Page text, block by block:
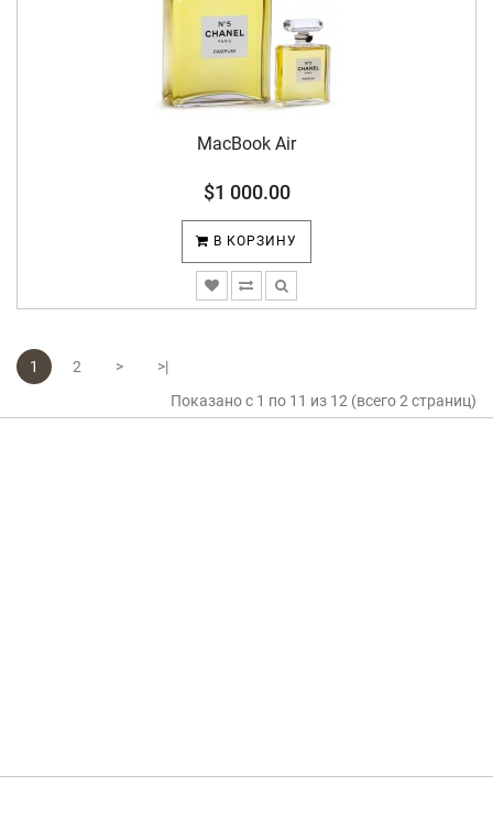
MacBook Air
$1 000.00
В КОРЗИНУ
1 2 >
>|
Показано с 1 по 11 из 12 (всего 2 страниц)